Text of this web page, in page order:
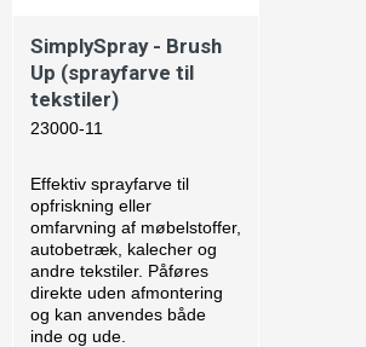
SimplySpray - Brush
Up (sprayfarve til
tekstiler)
23000-11
Effektiv sprayfarve til
opfriskning eller
omfarvning af møbelstoffer,
autobetræk, kalecher og
andre tekstiler. Påføres
direkte uden afmontering
og kan anvendes både
inde og ude.